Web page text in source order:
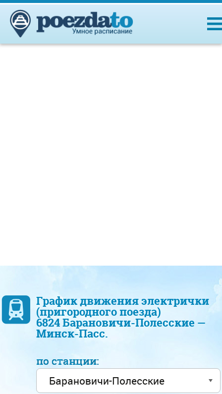
График движения электрички
(пригородного поезда)
6824 Барановичи-Полесские —
Минск-Пасс.
по станции: